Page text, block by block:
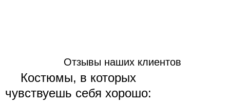
Отзывы наших клиентов
Костюмы, в которых
чувствуешь себя хорошо: